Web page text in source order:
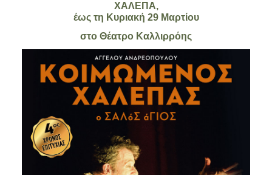
ΧΑΛΕΠΑ,
έως τη Κυριακή 29 Μαρτίου
στο Θέατρο Καλλιρρόης